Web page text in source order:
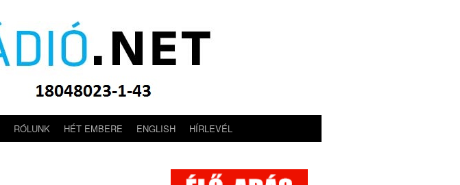
RÓLUNK HÉT EMBERE ENGLISH HÍRLEVÉL